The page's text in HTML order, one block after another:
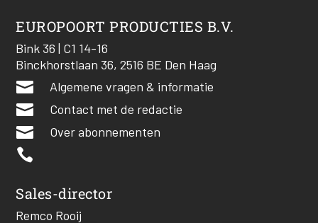
EUROPOORT PRODUCTIES B.V.
Bink 36 | C1 14-16
Binckhorstlaan 36, 2516 BE Den Haag
 Algemene vragen & informatie
 Contact met de redactie
 Over abonnementen

Sales-director
Remco Rooij